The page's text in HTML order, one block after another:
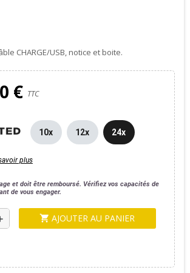
CHARGE/USB, notice et boite.
€ TTC
10x 12x 24x
plus
et doit être remboursé. Vérifiez vos capacités de
de vous engager.
shopping_cart AJOUTER AU PANIER